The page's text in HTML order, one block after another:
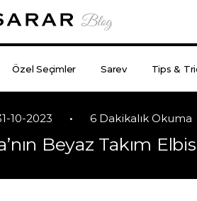
Özel Seçimler Sarev Tips &
10-2023 • 6 Dakikalık Okuma
Beyaz Takım